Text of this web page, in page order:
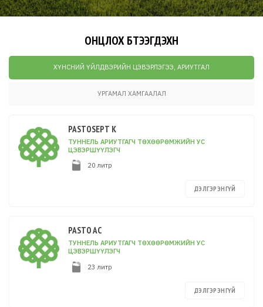
ОНЦЛОХ БҮТЭЭГДЭХҮҮН
ХҮНСНИЙ ҮЙЛДВЭРИЙН ЦЭВЭРЛЭГЭЭ, АРИУТГАЛ
УРГАМАЛ ХАМГААЛАЛ
PASTOSEPT K
ТУННЕЛЬ АРИУТГАГЧ ТӨХӨӨРӨМЖИЙН УС
ЦЭВЭРШҮҮЛЭГЧ
20 литр
ДЭЛГЭРЭНГҮЙ
PASTO AC
ТУННЕЛЬ АРИУТГАГЧ ТӨХӨӨРӨМЖИЙН УС
ЦЭВЭРШҮҮЛЭГЧ
23 литр
ДЭЛГЭРЭНГҮЙ